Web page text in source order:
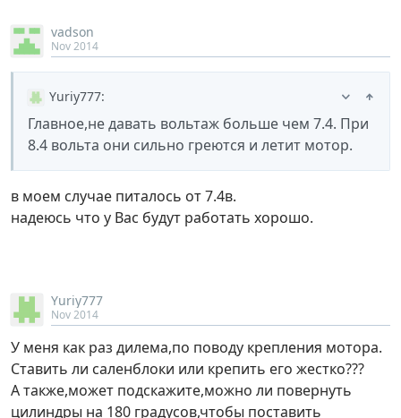
vadson
Nov 2014
Yuriy777:
Главное,не давать вольтаж больше чем 7.4. При
8.4 вольта они сильно греются и летит мотор.
в моем случае питалось от 7.4в.
надеюсь что у Вас будут работать хорошо.
Yuriy777
Nov 2014
У меня как раз дилема,по поводу крепления мотора.
Ставить ли саленблоки или крепить его жестко???
А также,может подскажите,можно ли повернуть
цилиндры на 180 градусов,чтобы поставить